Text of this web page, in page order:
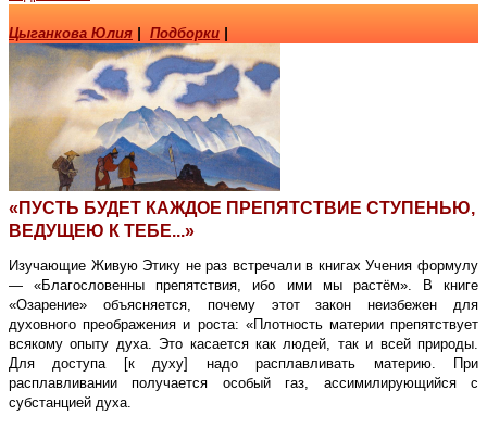
Цыганкова Юлия Подборки
«ПУСТЬ БУДЕТ КАЖДОЕ ПРЕПЯТСТВИЕ СТУПЕНЬЮ,
ВЕДУЩЕЮ К ТЕБЕ...»
Изучающие Живую Этику не раз встречали в книгах Учения формулу
— «Благословенны препятствия, ибо ими мы растём». В книге
«Озарение» объясняется, почему этот закон неизбежен для
духовного преображения и роста: «Плотность материи препятствует
всякому опыту духа. Это касается как людей, так и всей природы.
Для доступа [к духу] надо расплавливать материю. При
расплавливании получается особый газ, ассимилирующийся с
субстанцией духа.